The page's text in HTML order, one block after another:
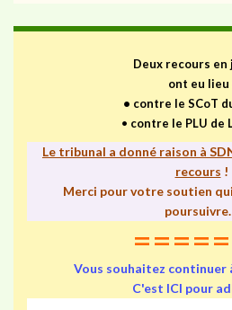
Deux recours en
ont eu lieu
• contre le SCoT
• contre le PLU de
Le tribunal a donné raison à
recours !
Merci pour votre soutien
Vous souhaitez continuer
C'est ICI pour